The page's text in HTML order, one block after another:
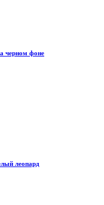
черном фоне
леопард